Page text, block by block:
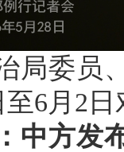
局委员
6月2
中方发